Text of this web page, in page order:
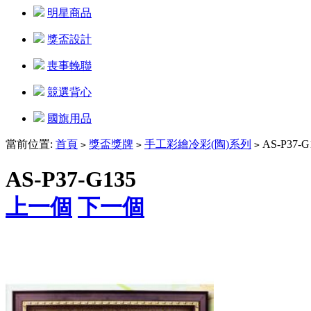
明星商品
獎盃設計
喪事輓聯
競選背心
國旗用品
當前位置: 首頁 > 獎盃獎牌 > 手工彩繪冷彩(陶)系列 > AS-P37-
AS-P37-G135
上一個 下一個